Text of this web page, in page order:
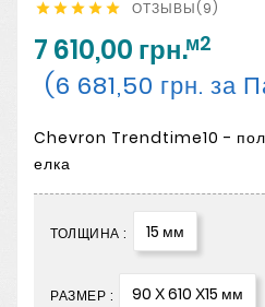
     ОТЗЫВЫ(9)
7 610,00 грн.м2
(6 681,50 грн. за
Chevron Trendtime10 -
елка
ТОЛЩИНА : 15 мм
РАЗМЕР : 90 Х 610 Х15 мм